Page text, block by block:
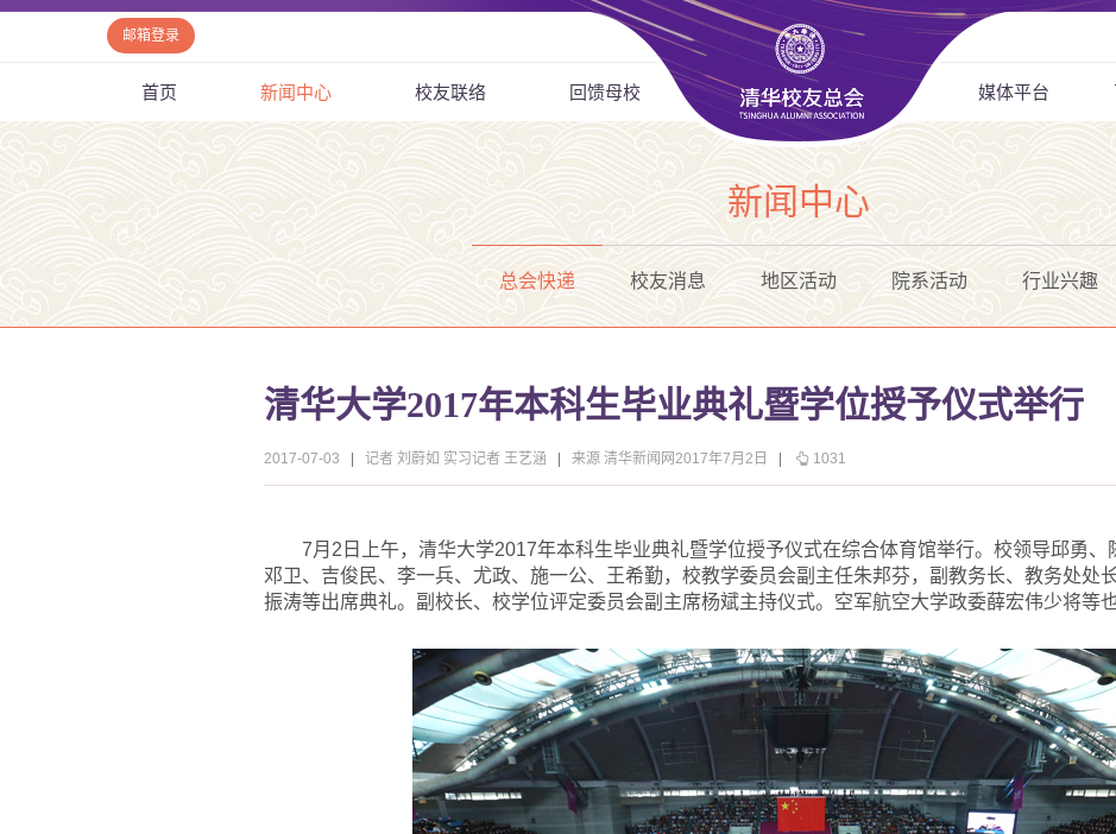
邮箱登录
首页 新闻中心 校友联络 回馈母校 媒体平台
新闻中心
总会快递 校友消息 地区活动 院系活动 行业兴趣
清华大学2017年本科生毕业典礼暨学位授予仪式举行
2017-07-03 记者 刘蔚如 实习记者 王艺涵 来源 清华新闻网2017年7月2日 1031
7月2日上午，清华大学2017年本科生毕业典礼暨学位授予仪式在综合体育馆举行。校领导邱勇、
邓卫、吉俊民、李一兵、尤政、施一公、王希勤，校教学委员会副主任朱邦芬，副教务长、教务处处
振涛等出席典礼。副校长、校学位评定委员会副主席杨斌主持仪式。空军航空大学政委薛宏伟少将等